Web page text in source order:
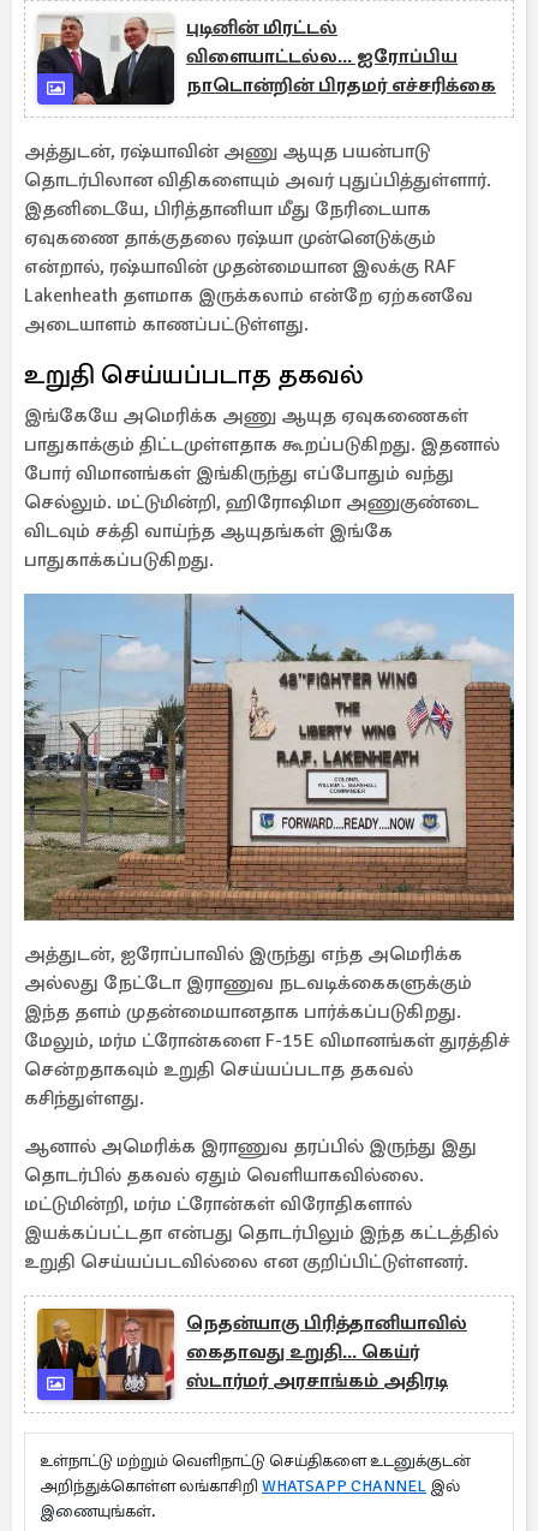
புடினின் மிரட்டல்
விளையாட்டல்ல... ஐரோப்பிய
நாடொன்றின் பிரதமர் எச்சரிக்கை
அத்துடன், ரஷ்யாவின் அணு ஆயுத பயன்பாடு
தொடர்பிலான விதிகளையும் அவர் புதுப்பித்துள்ளார்.
இதனிடையே, பிரித்தானியா மீது நேரிடையாக
ஏவுகணை தாக்குதலை ரஷ்யா முன்னெடுக்கும்
என்றால், ரஷ்யாவின் முதன்மையான இலக்கு RAF
Lakenheath தளமாக இருக்கலாம் என்றே ஏற்கனவே
அடையாளம் காணப்பட்டுள்ளது.
உறுதி செய்யப்படாத தகவல்
இங்கேயே அமெரிக்க அணு ஆயுத ஏவுகணைகள்
பாதுகாக்கும் திட்டமுள்ளதாக கூறப்படுகிறது. இதனால்
போர் விமானங்கள் இங்கிருந்து எப்போதும் வந்து
செல்லும். மட்டுமின்றி, ஹிரோஷிமா அணுகுண்டை
விடவும் சக்தி வாய்ந்த ஆயுதங்கள் இங்கே
பாதுகாக்கப்படுகிறது.
அத்துடன், ஐரோப்பாவில் இருந்து எந்த அமெரிக்க
அல்லது நேட்டோ இராணுவ நடவடிக்கைகளுக்கும்
இந்த தளம் முதன்மையானதாக பார்க்கப்படுகிறது.
மேலும், மர்ம ட்ரோன்களை F-15E விமானங்கள் துரத்திச்
சென்றதாகவும் உறுதி செய்யப்படாத தகவல்
கசிந்துள்ளது.
ஆனால் அமெரிக்க இராணுவ தரப்பில் இருந்து இது
தொடர்பில் தகவல் ஏதும் வெளியாகவில்லை.
மட்டுமின்றி, மர்ம ட்ரோன்கள் விரோதிகளால்
இயக்கப்பட்டதா என்பது தொடர்பிலும் இந்த கட்டத்தில்
உறுதி செய்யப்படவில்லை என குறிப்பிட்டுள்ளனர்.
நெதன்யாகு பிரித்தானியாவில்
கைதாவது உறுதி... கெய்ர்
ஸ்டார்மர் அரசாங்கம் அதிரடி
உள்நாட்டு மற்றும் வெளிநாட்டு செய்திகளை உடனுக்குடன்
அறிந்துக்கொள்ள லங்காசிறி WHATSAPP CHANNEL இல்
இணையுங்கள்.